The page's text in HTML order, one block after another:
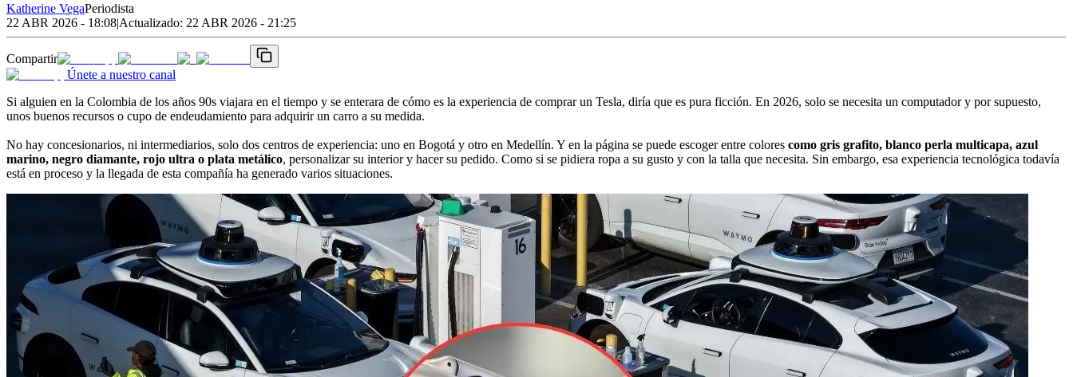
Katherine VegaPeriodista
22 ABR 2026 - 18:08|Actualizado: 22 ABR 2026 - 21:25
Compartir
Únete a nuestro canal
Si alguien en la Colombia de los años 90s viajara en el tiempo y se enterara de cómo es la experiencia de comprar un Tesla, diría que es pura ficción. En 2026, solo se necesita un computador y por supuesto,
unos buenos recursos o cupo de endeudamiento para adquirir un carro a su medida.
No hay concesionarios, ni intermediarios, solo dos centros de experiencia: uno en Bogotá y otro en Medellín. Y en la página se puede escoger entre colores como gris grafito, blanco perla multicapa, azul
marino, negro diamante, rojo ultra o plata metálico, personalizar su interior y hacer su pedido. Como si se pidiera ropa a su gusto y con la talla que necesita. Sin embargo, esa experiencia tecnológica todavía
está en proceso y la llegada de esta compañía ha generado varios situaciones.